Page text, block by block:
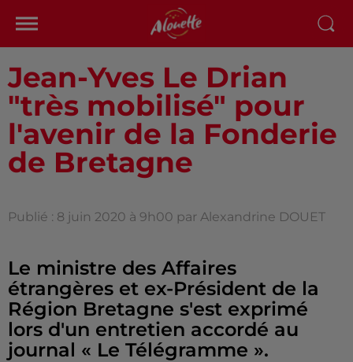
Jean-Yves Le Drian
"très mobilisé" pour
l'avenir de la Fonderie
de Bretagne
Publié : 8 juin 2020 à 9h00 par Alexandrine DOUET
Le ministre des Affaires
étrangères et ex-Président de la
Région Bretagne s'est exprimé
lors d'un entretien accordé au
journal « Le Télégramme ».